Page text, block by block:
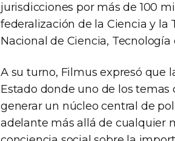
jurisdicciones por más de 100
federalización de la Ciencia y la
Nacional de Ciencia, Tecnología
A su turno, Filmus expresó que
Estado donde uno de los temas
generar un núcleo central de
adelante más allá de cualquier